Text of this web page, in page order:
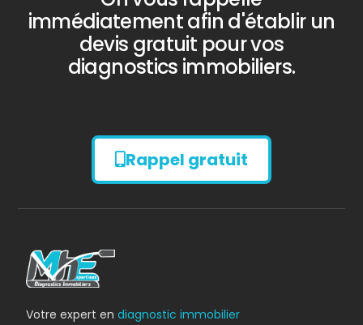
Diagnostic
AMIANTE
immédiatement afin d'établir un
devis gratuit pour vos
diagnostics immobiliers.
Rappel gratuit
Votre expert endiagnostic immobilier